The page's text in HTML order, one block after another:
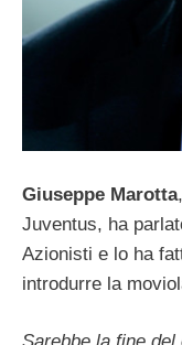
Giuseppe Marotta
Juventus, ha
Azionisti e lo ha
introdurre la